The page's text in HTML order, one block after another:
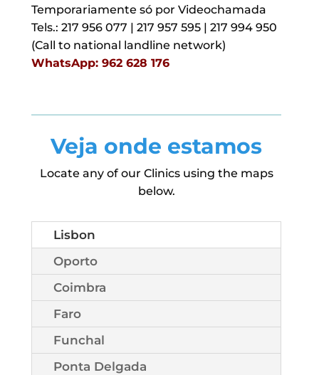
Temporariamente só por Videochamada
Tels.: 217 956 077 | 217 957 595 | 217 994 950
(Call to national landline network)
WhatsApp: 962 628 176
Veja onde estamos
Locate any of our Clinics using the maps
below.
Lisbon
Oporto
Coimbra
Faro
Funchal
Ponta Delgada